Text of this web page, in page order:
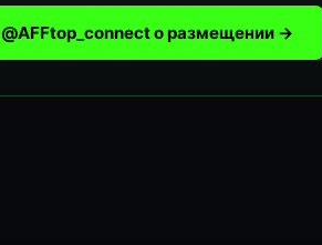
о размещении →